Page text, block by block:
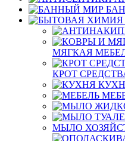
МЯГКАЯ
КРОТ
МЫЛО